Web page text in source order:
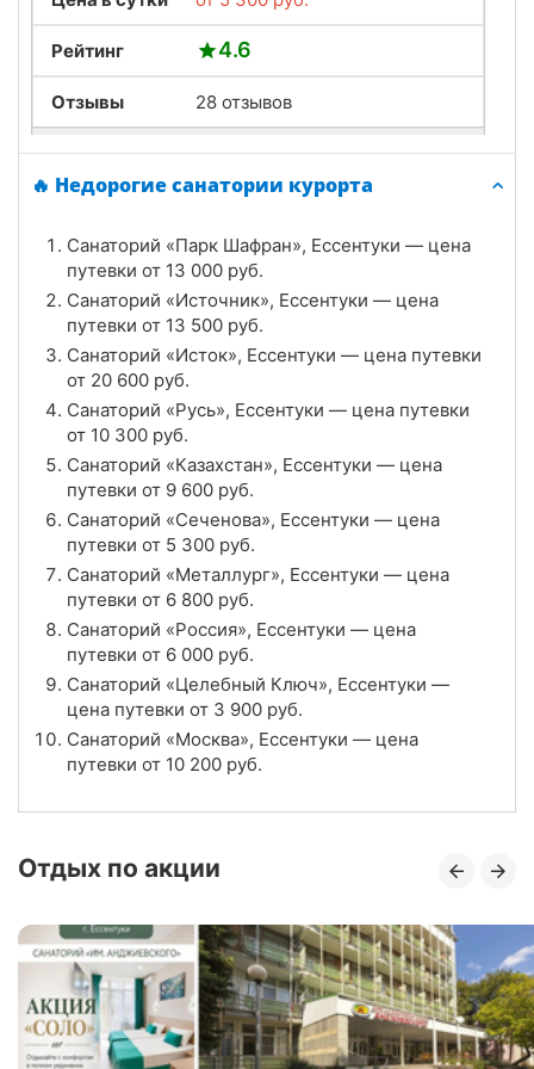
Рейтинг 4.6
Отзывы 28 отзывов
Санаторий «Источник», Ессентуки
Цена в сутки 13 500 руб.
Рейтинг 4.9
Отзывы 16 отзывов
Санаторий «Исток», Ессентуки
Цена в сутки от20 600руб.
Рейтинг 4.8
Отзывы 13 отзывов
Санаторий «Нива», Ессентуки
Цена в сутки от6 800
Рейтинг 4.4
Отзывы 8 отзывов
Санаторий «Металлург», Ессентуки
Цена в сутки от6 800руб.
Рейтинг 4.6
Отзывы 11 отзывов
Санаторий «Вернер», Ессентуки
Цена в сутки от4 000руб.
🔥 Недорогие санатории курорта
Санаторий «Парк Шафран», Ессентуки — цена
путевки от 13 000 руб.
Санаторий «Источник», Ессентуки — цена
путевки от 13 500 руб.
Санаторий «Исток», Ессентуки — цена путевки
от 20 600 руб.
Санаторий «Русь», Ессентуки — цена путевки
от 10 300 руб.
Санаторий «Казахстан», Ессентуки — цена
путевки от 9 600 руб.
Санаторий «Сеченова», Ессентуки — цена
путевки от 5 300 руб.
Санаторий «Металлург», Ессентуки — цена
путевки от 6 800 руб.
Санаторий «Россия», Ессентуки — цена
путевки от 6 000 руб.
Санаторий «Целебный Ключ», Ессентуки —
цена путевки от 3 900 руб.
Санаторий «Москва», Ессентуки — цена
путевки от 10 200 руб.
Отдых по акции